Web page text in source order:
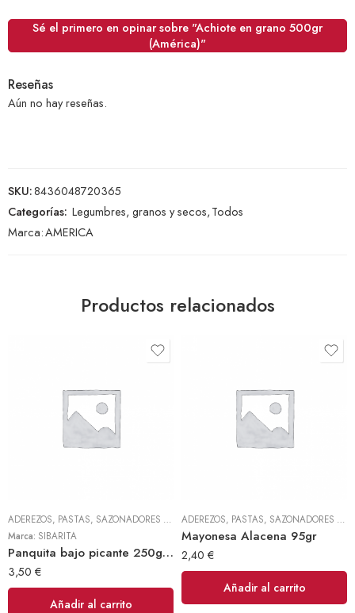
Sé el primero en opinar sobre "Achiote en grano 500gr
(América)"
Reseñas
Aún no hay reseñas.
SKU:8436048720365
Categorías: Legumbres, granos y secos,Todos
Marca:AMERICA
Productos relacionados
ADEREZOS, PASTAS, SAZONADORES Y CONDIMENTOS ,TODOS
Marca: SIBARITA
Panquita bajo picante 250gr (Sibarita)
3,50 €
Añadir al carrito
ADEREZOS, PASTAS, SAZONADORES Y CONDIMENTOS
Mayonesa Alacena 95gr
2,40 €
Añadir al carrito